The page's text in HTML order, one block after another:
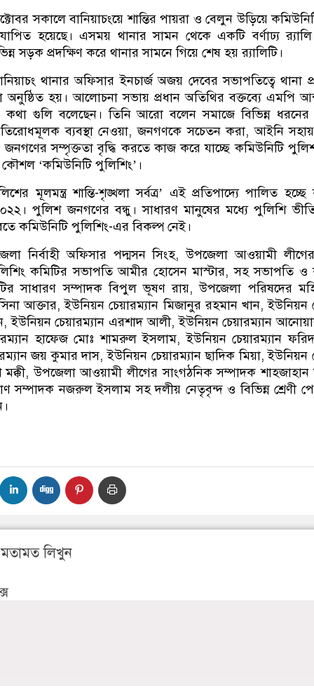
সকালে বানিয়াচংয়ে শান্তির পায়রা ও বেলুন উড়িয়ে
হয়েছে। এসময় থানার সামন থেকে একটি বর্ণাঢ্য
সড়ক প্রদক্ষিণ করে থানার সামনে গিয়ে শেষ হয় ‌র‌্যালিটি।
থানার অফিসার ইনচার্জ অজয় দেবের সভাপতিত্বে থানা
হয়। আলোচনা সভায় প্রধান অতিথির বক্তব্যে এমপি
গুলি বলেছেন। তিনি আরো বলেন সমাজে বিভিন্ন ধরনের
ব্যবস্থা নেওয়া, জনগণকে সচেতন করা, আইনি
সম্পৃক্ততা বৃদ্ধি করতে কাজ করে যাচ্ছে কমিউনিটি
‘কমিউনিটি পুলিশিং’।
মূলমন্ত্র শান্তি-শৃঙ্খলা সর্বত্র’ এই প্রতিপাদ্যে পালিত হচ্ছে
পুলিশ জনগণের বন্ধু। সাধারণ মানুষের মধ্যে পুলিশি
কমিউনিটি পুলিশিং-এর বিকল্প নেই।
নির্বাহী অফিসার পদ্মসন সিংহ, উপজেলা আওয়ামী
কমিটির সভাপতি আমীর হোসেন মাস্টার, সহ সভাপতি ও
সাধারণ সম্পাদক বিপুল ভূষণ রায়, উপজেলা পরিষদের
আক্তার, ইউনিয়ন চেয়ারম্যান মিজানুর রহমান খান, ইউনিয়ন
ইউনিয়ন চেয়ারম্যান এরশাদ আলী, ইউনিয়ন চেয়ারম্যান
হাফেজ মোঃ শামরুল ইসলাম, ইউনিয়ন চেয়ারম্যান
জয় কুমার দাস, ইউনিয়ন চেয়ারম্যান ছাদিক মিয়া, ইউনিয়ন
উপজেলা আওয়ামী লীগের সাংগঠনিক সম্পাদক শাহজাহান
সম্পাদক নজরুল ইসলাম সহ দলীয় নেতৃবৃন্দ ও বিভিন্ন শ্রেণী
লিখুন